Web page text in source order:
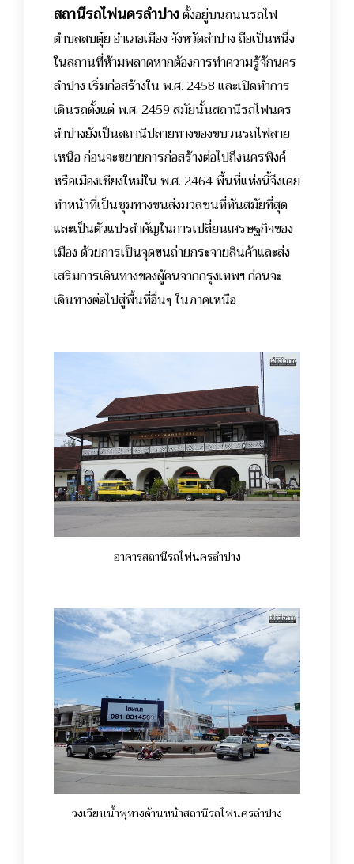
สถานีรถไฟนครลำปางตั้งอยู่บนถนนรถไฟ
ตำบลสบตุ๋ย อำเภอเมือง จังหวัดลำปาง ถือเป็นหนึ่ง
ในสถานที่ห้ามพลาดหากต้องการทำความรู้จักนคร
ลำปาง เริ่มก่อสร้างใน พ.ศ. 2458 และเปิดทำการ
เดินรถตั้งแต่ พ.ศ. 2459 สมัยนั้นสถานีรถไฟนคร
ลำปางยังเป็นสถานีปลายทางของขบวนรถไฟสาย
เหนือ ก่อนจะขยายการก่อสร้างต่อไปถึงนครพิงค์
หรือเมืองเชียงใหม่ใน พ.ศ. 2464 พื้นที่แห่งนี้จึงเคย
ทำหน้าที่เป็นชุมทางขนส่งมวลชนที่ทันสมัยที่สุด
และเป็นตัวแปรสำคัญในการเปลี่ยนเศรษฐกิจของ
เมือง ด้วยการเป็นจุดขนถ่ายกระจายสินค้าและส่ง
เสริมการเดินทางของผู้คนจากกรุงเทพฯ ก่อนจะ
เดินทางต่อไปสู่พื้นที่อื่นๆ ในภาคเหนือ
อาคารสถานีรถไฟนครลำปาง
วงเวียนน้ำพุทางด้านหน้าสถานีรถไฟนครลำปาง